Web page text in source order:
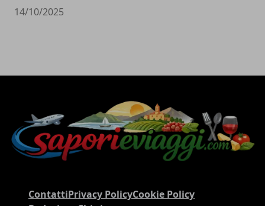
14/10/2025
ContattiPrivacy PolicyCookie Policy